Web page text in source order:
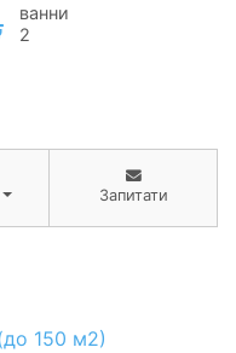
ванни
2
Запитати
150 м2)